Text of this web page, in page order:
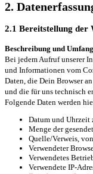
2.
2.1 Bereitstellung der
Beschreibung und
Bei jedem Aufruf unserer
und Informationen vom
Daten, die Dein Browser
und die für uns technisch
Folgende Daten werden
Datum und Uhrzeit
Menge der
Quelle/Verweis,
Verwendeter
Verwendetes
Verwendete IP-